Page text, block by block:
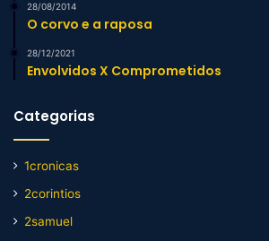
28/08/2014
O corvo e a raposa
28/12/2021
Envolvidos X Comprometidos
Categorias
1cronicas
2corintios
2samuel